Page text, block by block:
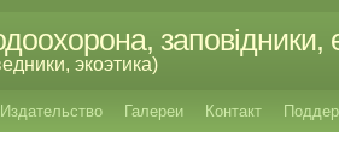
заповідники,
экоэтика)
Издательство Галереи Контакт